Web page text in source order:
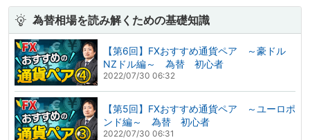
為替相場を読み解くための基礎知識
【第6回】FXおすすめ通貨ペア ～豪ドル
NZドル編～ 為替 初心者
2022/07/30 06:32
【第5回】FXおすすめ通貨ペア ～ユーロポ
ンド編～ 為替 初心者
2022/07/30 06:31